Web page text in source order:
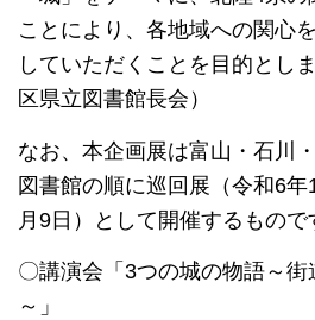
ことにより、各地域への関心
していただくことを目的とし
区県立図書館長会）
なお、本企画展は富山・石川
図書館の順に巡回展（令和6
月9日）として開催するもので
〇講演会「3つの城の物語～街
～」